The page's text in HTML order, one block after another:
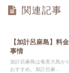
関連記事
【加計呂麻島】料
事情
加計呂麻島は奄美大島か
おすすめ。加計呂麻...